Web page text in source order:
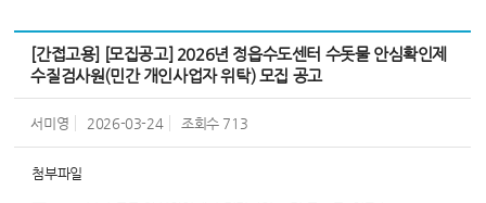
[간접고용] [모집공고] 2026년 정읍수도센터 수돗물 안심확인제
수질검사원(민간 개인사업자 위탁) 모집 공고
서미영 2026-03-24 조회수 713
첨부파일